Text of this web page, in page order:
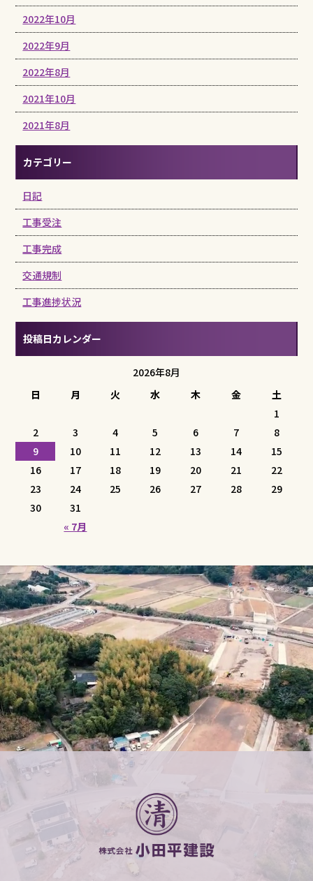
2022年10月
2022年9月
2022年8月
2021年10月
2021年8月
カテゴリー
日記
工事受注
工事完成
交通規制
工事進捗状況
投稿日カレンダー
2026年8月
日
月 火 水 木 金 土
« 7月
1
2
3 4 5 6 7
8
9
10 11 12 13 14
15
16
17 18 19 20 21
22
23
24 25 26 27 28
29
30
31